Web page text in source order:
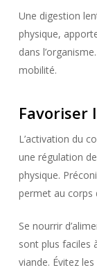
Une digestion
physique,
dans
mobilité.
Favoriser
L’activation du
une régulation de
physique.
permet au corps
Se nourrir
sont plus faciles
viande. Évitez